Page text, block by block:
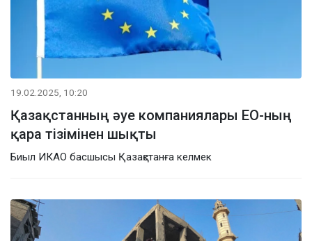
19.02.2025, 10:20
Қазақстанның әуе компаниялары ЕО-ның
қара тізімінен шықты
Биыл ИКАО басшысы Қазақстанға келмек